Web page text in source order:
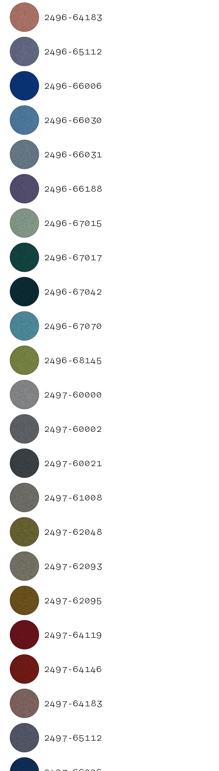
2496-64183
2496-65112
2496-66006
2496-66030
2496-66031
2496-66188
2496-67015
2496-67017
2496-67042
2496-67070
2496-68145
2497-60000
2497-60002
2497-60021
2497-61008
2497-62048
2497-62093
2497-62095
2497-64119
2497-64146
2497-64183
2497-65112